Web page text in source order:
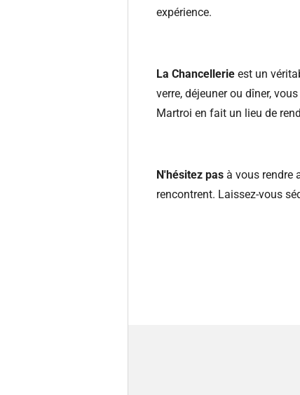
expérience.
La Chancellerie est un
verre, déjeuner ou dîner,
Martroi en fait un lieu de
N'hésitez pas à vous rendre
rencontrent. Laissez-vous